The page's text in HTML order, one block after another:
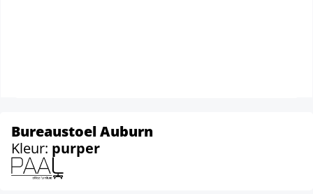
Bureaustoel Auburn
Kleur: purper